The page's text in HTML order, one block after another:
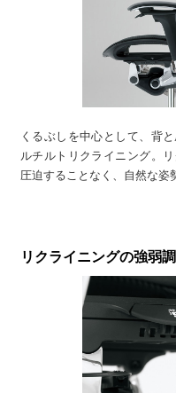
くるぶしを中心として、背
ルチルトリクライニング。
圧迫することなく、自然な姿
リクライニングの強弱